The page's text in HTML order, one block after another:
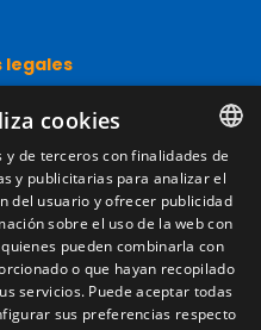
legales
cookies
de venta
cookies
S/N. Apdo 100
SPANISH
ENGLISH
FRENCH
ITALIAN
cookies
y de terceros con finalidades de
y publicitarias para analizar el
del usuario y ofrecer publicidad
sobre el uso de la web con
pueden combinarla con
o que hayan recopilado
servicios. Puede aceptar todas
sus preferencias respecto